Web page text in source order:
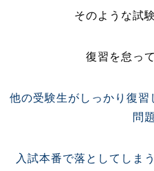
そのような試
復習を怠っ
他の受験生がしっかり復
問
入試本番で落としてしま